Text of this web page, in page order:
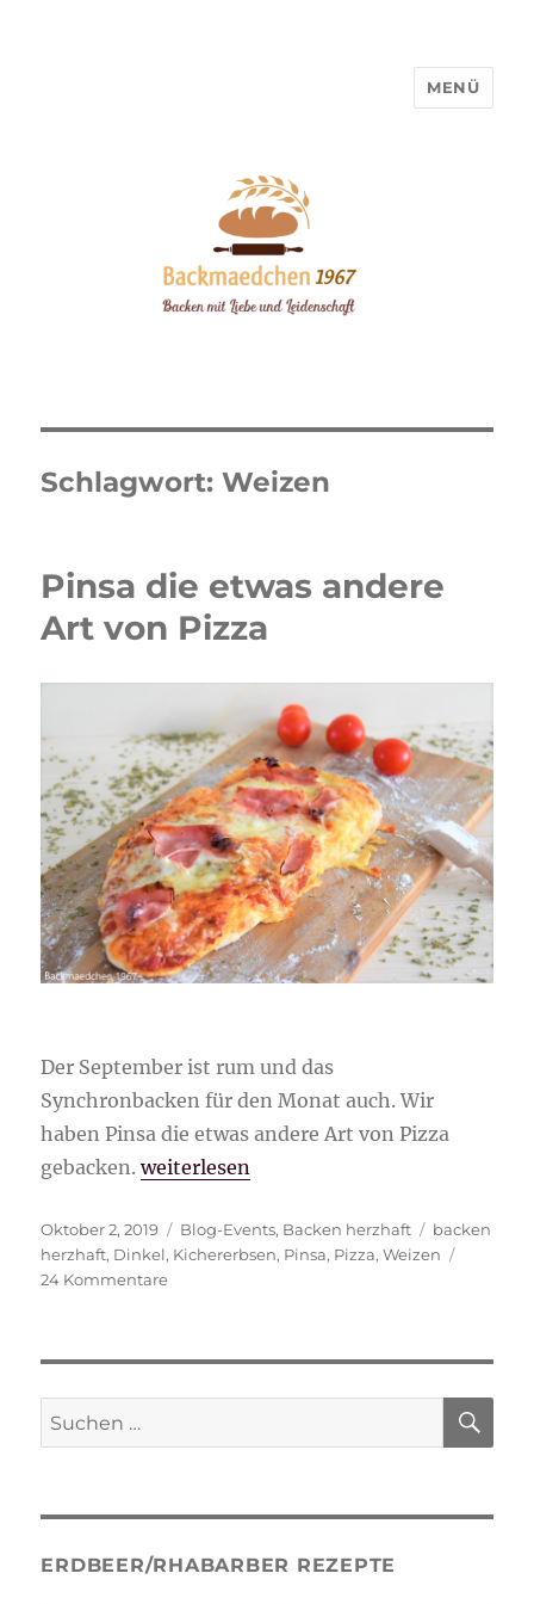
MENÜ
Schlagwort:Weizen
Pinsa die etwas andere
Art von Pizza
Der September ist rum und das
Synchronbacken für den Monat auch. Wir
haben Pinsa die etwas andere Art von Pizza
gebacken.„Pinsa die etwas andere Art von Pizza“
weiterlesen
Veröffentlicht
am
Oktober 2, 2019 Kategorien
Blog-Events, Backen herzhaft
backen
herzhaft, Dinkel, Kichererbsen, Pinsa, Pizza,Weizen
24 Kommentarezu
Art
Pizza
Suche
nach:
ERDBEER/RHABARBER REZEPTE